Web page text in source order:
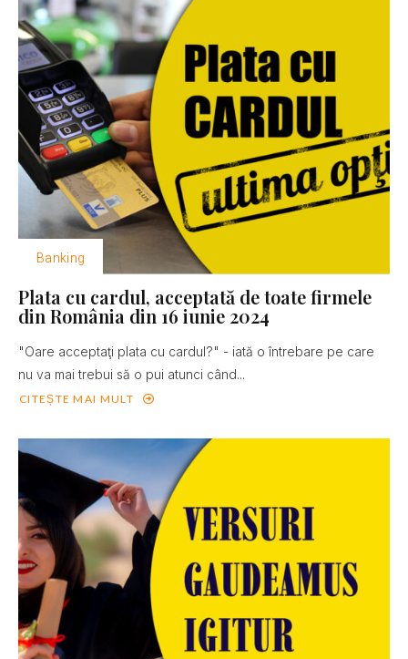
Banking
Plata cu cardul, acceptată de toate firmele
din România din 16 iunie 2024
"Oare acceptaţi plata cu cardul?" - iată o întrebare pe care
nu va mai trebui să o pui atunci când...
CITEȘTE MAI MULT